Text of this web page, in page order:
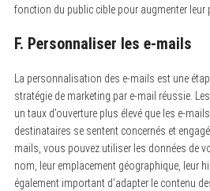
fonction du public cible pour augmenter leur
F. Personnaliser les e-mails
La personnalisation des e-mails est une
stratégie de marketing par e-mail réussie.
un taux d’ouverture plus élevé que les e-
destinataires se sentent concernés et
mails, vous pouvez utiliser les données de
nom, leur emplacement géographique, leur
également important d’adapter le contenu